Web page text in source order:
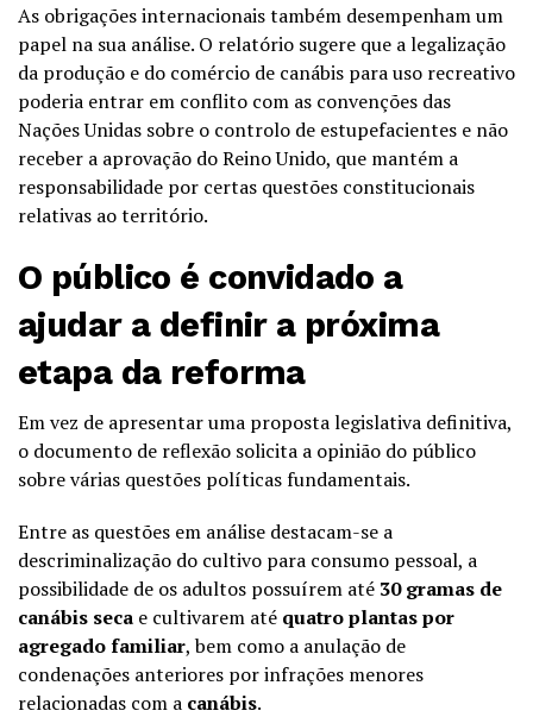
As obrigações internacionais também desempenham um
papel na sua análise. O relatório sugere que a legalização
da produção e do comércio de canábis para uso recreativo
poderia entrar em conflito com as convenções das
Nações Unidas sobre o controlo de estupefacientes e não
receber a aprovação do Reino Unido, que mantém a
responsabilidade por certas questões constitucionais
relativas ao território.
O público é convidado a
ajudar a definir a próxima
etapa da reforma
Em vez de apresentar uma proposta legislativa definitiva,
o documento de reflexão solicita a opinião do público
sobre várias questões políticas fundamentais.
Entre as questões em análise destacam-se a
descriminalização do cultivo para consumo pessoal, a
possibilidade de os adultos possuírem até 30 gramas de
canábis seca e cultivarem até quatro plantas por
agregado familiar, bem como a anulação de
condenações anteriores por infrações menores
relacionadas com a canábis.